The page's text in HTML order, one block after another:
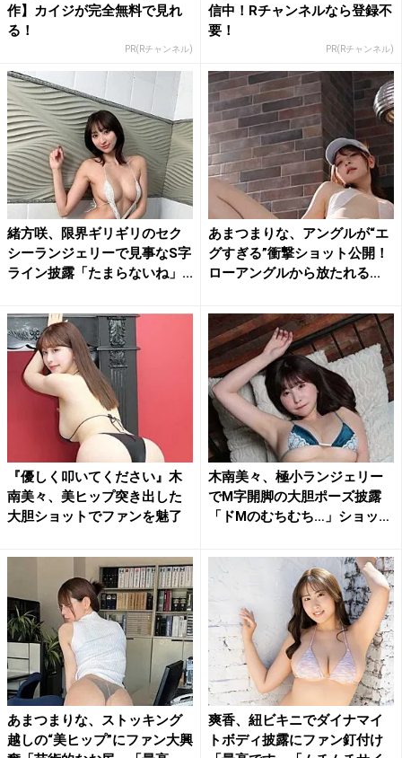
作】カイジが完全無料で見れ
る！
PR(Rチャンネル)
信中！Rチャンネルなら登録不
要！
PR(Rチャンネル)
緒方咲、限界ギリギリのセク
シーランジェリーで見事なS字
ライン披露「たまらないね」...
あまつまりな、アングルが“エ
グすぎる”衝撃ショット公開！
ローアングルから放たれる...
『優しく叩いてください』木
南美々、美ヒップ突き出した
大胆ショットでファンを魅了
木南美々、極小ランジェリー
でM字開脚の大胆ポーズ披露
「ドMのむちむち…」ショッ
あまつまりな、ストッキング
越しの“美ヒップ”にファン大興
爽香、紐ビキニでダイナマイ
トボディ披露にファン釘付け